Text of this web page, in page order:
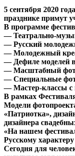
5 сентября 2020
празднике примут
В программе
— Театрально-
— Русский
— Молодежный
— Дефиле моделей
— Масштабный
— Специальные
— Мастер-классы с
В рамках
Модели
«Патриотка»,
дизайнера
«На нашем
Русскому
Сегодня для